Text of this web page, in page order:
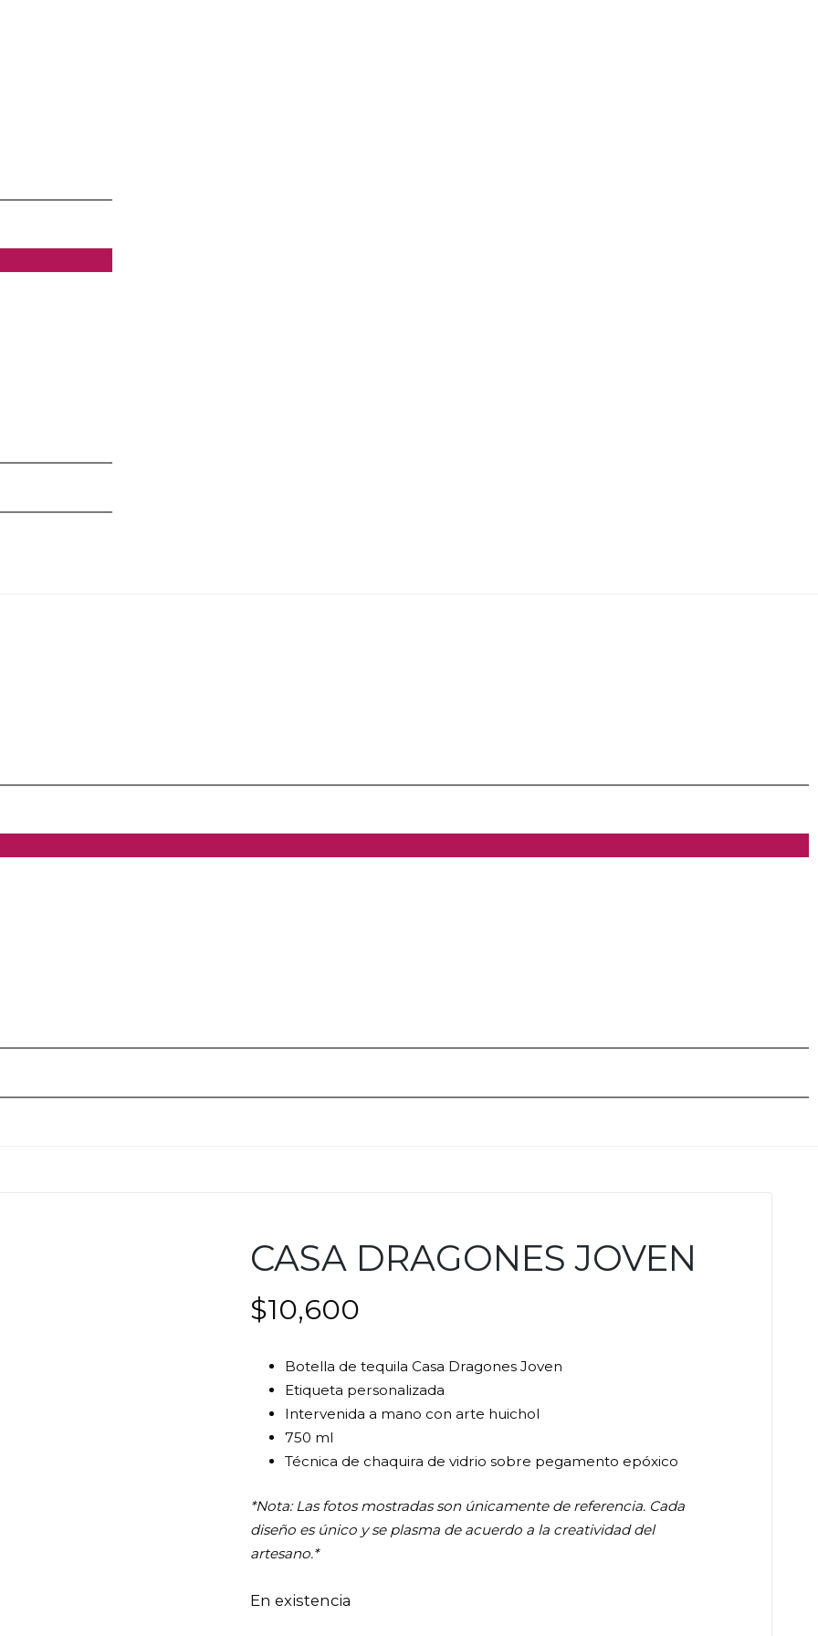
CASA DRAGONES JOVEN
$10,600
Botella de tequila Casa Dragones Joven
Etiqueta personalizada
Intervenida a mano con arte huichol
750 ml
Técnica de chaquira de vidrio sobre pegamento epóxico
*Nota: Las fotos mostradas son únicamente de referencia. Cada
diseño es único y se plasma de acuerdo a la creatividad del
artesano.*
En existencia